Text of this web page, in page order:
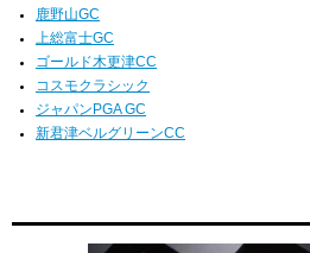
鹿野山GC
上総富士GC
ゴールド木更津CC
コスモクラシック
ジャパンPGA GC
新君津ベルグリーンCC